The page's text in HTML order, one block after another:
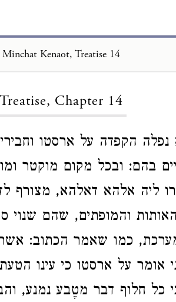
Minchat Kenaot, Treatise 14
Treatise, Chapter 14
נפלה הקפדה על ארסטו
בהם: ובכל מקום מוקטר
ליה אלהא דאלהא, מצורף
והמופתים, שהם שנוי
כמו שאמר הכתוב:
אומר על ארסטו כי עינו
כל חלוף דבר מטֶבע נמנע,